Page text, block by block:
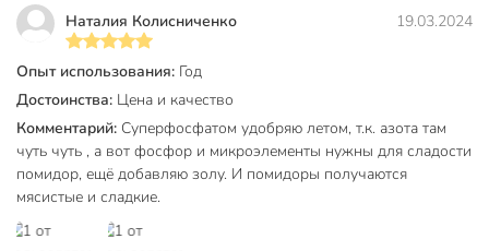
Наталия Колисниченко 19.03.2024
Опыт использования: Год
Достоинства: Цена и качество
Комментарий: Суперфосфатом удобряю летом, т.к. азота там
чуть чуть , а вот фосфор и микроэлементы нужны для сладости
помидор, ещё добавляю золу. И помидоры получаются
мясистые и сладкие.